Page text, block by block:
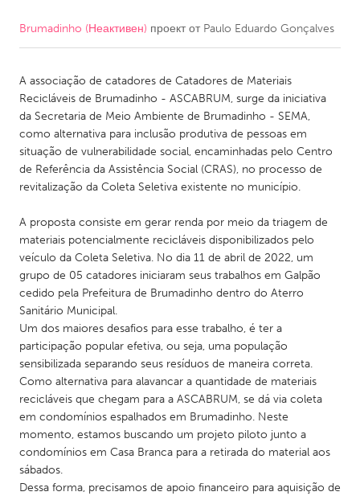
CANADA
Kitchener-Waterloo
New Glasgow
Newmarket
Ottawa
South Shore
Toronto
MALAYSIA
NETHERLANDS
Leiden
Utrecht
QATAR
Qatar
SINGAPORE
Singapore
Brumadinho (Неактивен) проект от Paulo Eduardo Gonçalves
A associação de catadores de Catadores de Materiais
Recicláveis de Brumadinho - ASCABRUM, surge da iniciativa
da Secretaria de Meio Ambiente de Brumadinho - SEMA,
como alternativa para inclusão produtiva de pessoas em
situação de vulnerabilidade social, encaminhadas pelo Centro
de Referência da Assistência Social (CRAS), no processo de
revitalização da Coleta Seletiva existente no município.
A proposta consiste em gerar renda por meio da triagem de
materiais potencialmente recicláveis disponibilizados pelo
veículo da Coleta Seletiva. No dia 11 de abril de 2022, um
grupo de 05 catadores iniciaram seus trabalhos em Galpão
cedido pela Prefeitura de Brumadinho dentro do Aterro
Sanitário Municipal.
Um dos maiores desafios para esse trabalho, é ter a
participação popular efetiva, ou seja, uma população
sensibilizada separando seus resíduos de maneira correta.
Como alternativa para alavancar a quantidade de materiais
recicláveis que chegam para a ASCABRUM, se dá via coleta
em condomínios espalhados em Brumadinho. Neste
momento, estamos buscando um projeto piloto junto a
condomínios em Casa Branca para a retirada do material aos
sábados.
Dessa forma, precisamos de apoio financeiro para aquisição de